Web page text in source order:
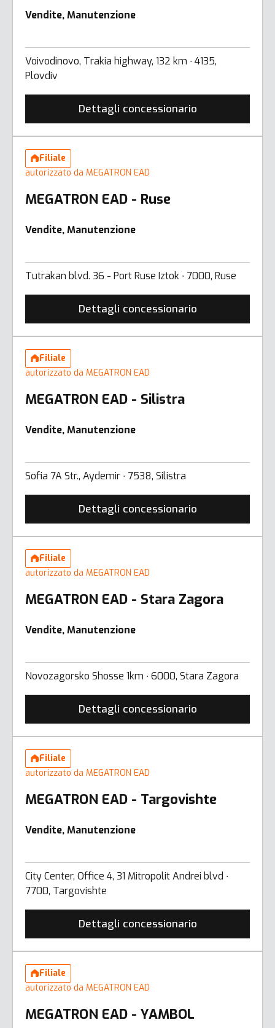
Vendite, Manutenzione
Voivodinovo, Trakia highway, 132 km ∙ 4135,
Plovdiv
Dettagli concessionario
Filiale
autorizzato da MEGATRON EAD
MEGATRON EAD - Ruse
Vendite, Manutenzione
Tutrakan blvd. 36 - Port Ruse Iztok ∙ 7000, Ruse
Dettagli concessionario
Filiale
autorizzato da MEGATRON EAD
MEGATRON EAD - Silistra
Vendite, Manutenzione
Sofia 7A Str., Aydemir ∙ 7538, Silistra
Dettagli concessionario
Filiale
autorizzato da MEGATRON EAD
MEGATRON EAD - Stara Zagora
Vendite, Manutenzione
Novozagorsko Shosse 1km ∙ 6000, Stara Zagora
Dettagli concessionario
Filiale
autorizzato da MEGATRON EAD
MEGATRON EAD - Targovishte
Vendite, Manutenzione
City Center, Office 4, 31 Mitropolit Andrei blvd ∙
7700, Targovishte
Dettagli concessionario
Filiale
autorizzato da MEGATRON EAD
MEGATRON EAD - YAMBOL